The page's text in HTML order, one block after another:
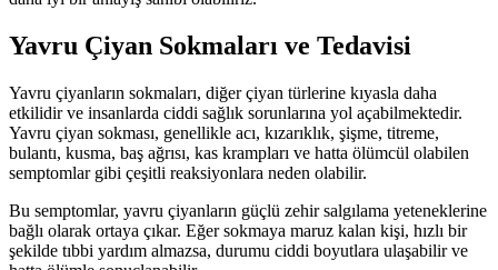
Yavru Çiyan Sokmaları ve Tedavisi
Yavru çiyanların sokmaları, diğer çiyan türlerine kıyasla daha
etkilidir ve insanlarda ciddi sağlık sorunlarına yol açabilmektedir.
Yavru çiyan sokması, genellikle acı, kızarıklık, şişme, titreme,
bulantı, kusma, baş ağrısı, kas krampları ve hatta ölümcül olabilen
semptomlar gibi çeşitli reaksiyonlara neden olabilir.
Bu semptomlar, yavru çiyanların güçlü zehir salgılama yeteneklerine
bağlı olarak ortaya çıkar. Eğer sokmaya maruz kalan kişi, hızlı bir
şekilde tıbbi yardım almazsa, durumu ciddi boyutlara ulaşabilir ve